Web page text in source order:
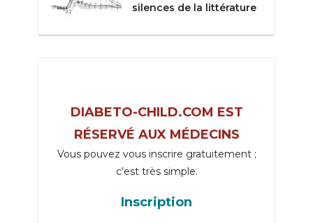
silences de la littérature
DIABETO-CHILD.COM EST
RÉSERVÉ AUX MÉDECINS
Vous pouvez vous inscrire gratuitement ;
c’est très simple.
Inscription